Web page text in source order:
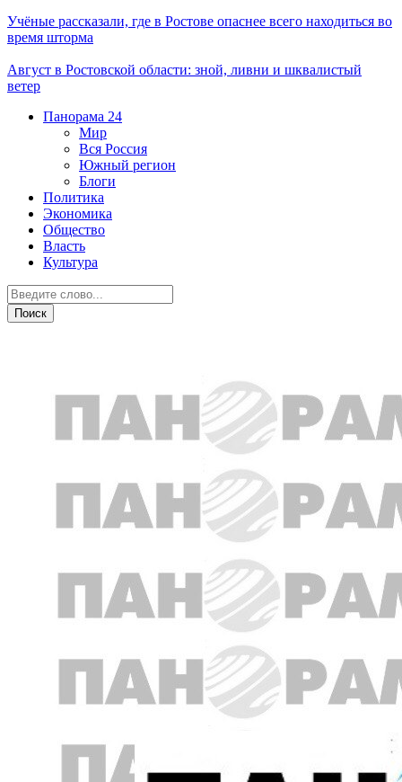
Учёные рассказали, где в Ростове опаснее всего находиться во
время шторма
Август в Ростовской области: зной, ливни и шквалистый
ветер
Панорама 24
Мир
Вся Россия
Южный регион
Блоги
Политика
Экономика
Общество
Власть
Культура